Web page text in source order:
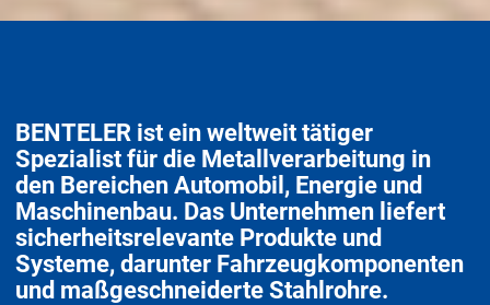
BENTELER ist ein weltweit tätiger
Spezialist für die Metallverarbeitung in
den Bereichen Automobil, Energie und
Maschinenbau. Das Unternehmen liefert
sicherheitsrelevante Produkte und
Systeme, darunter Fahrzeugkomponenten
und maßgeschneiderte Stahlrohre.